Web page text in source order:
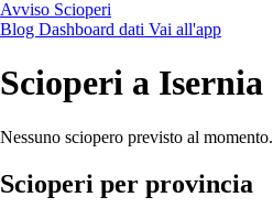
Avviso Scioperi
Blog Dashboard dati Vai all'app
Scioperi a Isernia
Nessuno sciopero previsto al momento.
Scioperi per provincia